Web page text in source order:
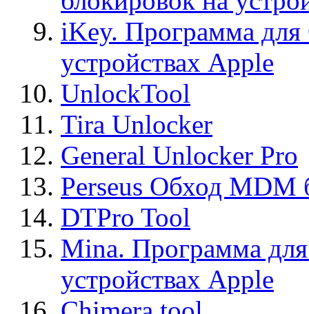
iKey. Программа для
устройствах Apple
UnlockTool
Tira Unlocker
General Unlocker Pro
Perseus Обход MDM
DTPro Tool
Mina. Программа
устройствах Apple